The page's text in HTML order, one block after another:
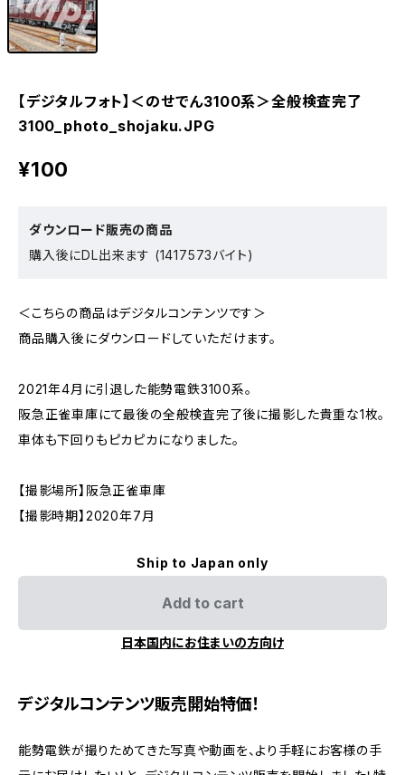
【デジタルフォト】＜のせでん3100系＞全般検査完了
3100_photo_shojaku.JPG
¥100
ダウンロード販売の商品
購入後にDL出来ます (1417573バイト)
＜こちらの商品はデジタルコンテンツです＞
商品購入後にダウンロードしていただけます。
2021年4月に引退した能勢電鉄3100系。
阪急正雀車庫にて最後の全般検査完了後に撮影した貴重な1枚。
車体も下回りもピカピカになりました。
【撮影場所】阪急正雀車庫
【撮影時期】2020年7月
Ship to Japan only
Add to cart
日本国内にお住まいの方向け
デジタルコンテンツ販売開始特価！
能勢電鉄が撮りためてきた写真や動画を、より手軽にお客様の手